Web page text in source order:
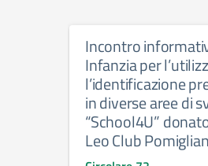
Incontro
Infanzia per
l’identificazione
in diverse aree di
“School4U”
Leo Club